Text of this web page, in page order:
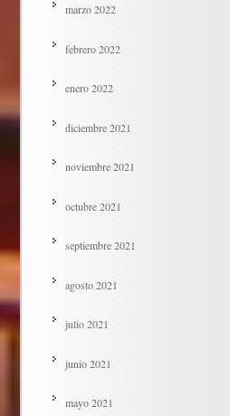
marzo 2022
febrero 2022
enero 2022
diciembre 2021
noviembre 2021
octubre 2021
septiembre 2021
agosto 2021
julio 2021
junio 2021
mayo 2021